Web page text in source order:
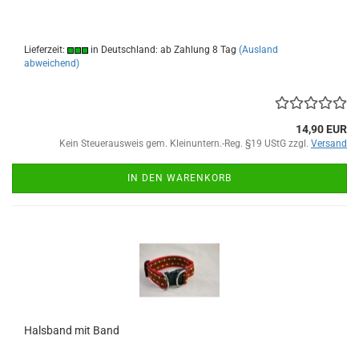
Lieferzeit: in Deutschland: ab Zahlung 8 Tag (Ausland
abweichend)
14,90 EUR
Kein Steuerausweis gem. Kleinuntern.-Reg. §19 UStG zzgl. Versand
IN DEN WARENKORB
Halsband mit Band